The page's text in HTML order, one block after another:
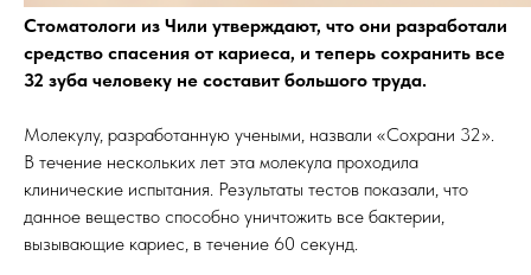
Стоматологи из Чили утверждают, что они разработали
средство спасения от кариеса, и теперь сохранить все
32 зуба человеку не составит большого труда.
Молекулу, разработанную учеными, назвали «Сохрани 32».
В течение нескольких лет эта молекула проходила
клинические испытания. Результаты тестов показали, что
данное вещество способно уничтожить все бактерии,
вызывающие кариес, в течение 60 секунд.